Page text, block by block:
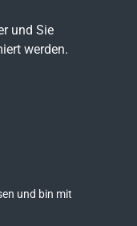
und Sie
werden.
und bin mit